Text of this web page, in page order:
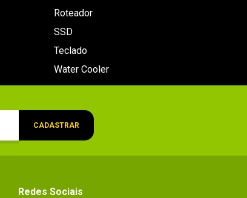
Roteador
SSD
Teclado
Water Cooler
CADASTRAR
Redes Sociais